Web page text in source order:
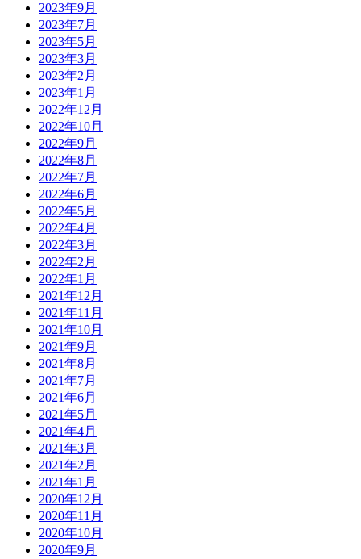
2023年9月
2023年7月
2023年5月
2023年3月
2023年2月
2023年1月
2022年12月
2022年10月
2022年9月
2022年8月
2022年7月
2022年6月
2022年5月
2022年4月
2022年3月
2022年2月
2022年1月
2021年12月
2021年11月
2021年10月
2021年9月
2021年8月
2021年7月
2021年6月
2021年5月
2021年4月
2021年3月
2021年2月
2021年1月
2020年12月
2020年11月
2020年10月
2020年9月